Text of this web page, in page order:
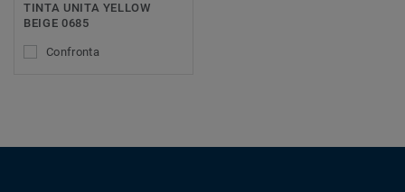
TINTA UNITA YELLOW
BEIGE 0685
Confronta